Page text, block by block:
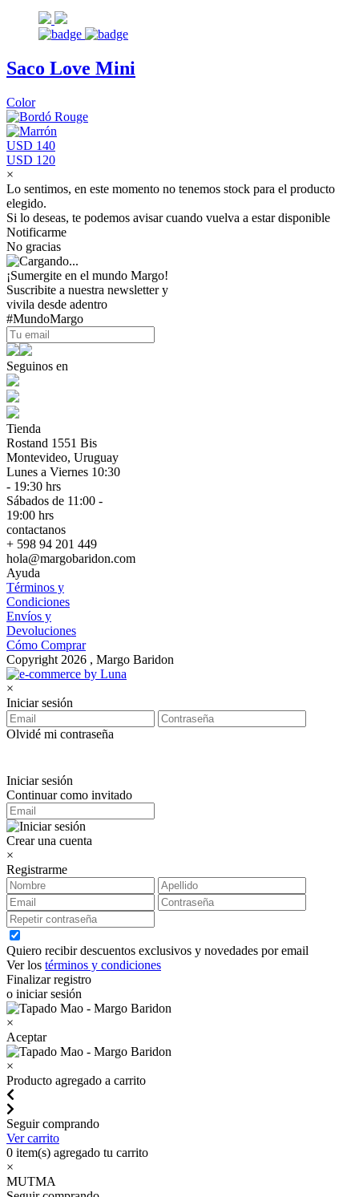
Saco Love Mini
Color
USD 140
USD 120
×
Lo sentimos, en este momento no tenemos stock para el producto
elegido.
Si lo deseas, te podemos avisar cuando vuelva a estar disponible
Notificarme
No gracias
¡Sumergite en el mundo Margo!
Suscribite a nuestra newsletter y
vivila desde adentro
#MundoMargo
Seguinos en
Tienda
Rostand 1551 Bis
Montevideo, Uruguay
Lunes a Viernes 10:30
- 19:30 hrs
Sábados de 11:00 -
19:00 hrs
contactanos
+ 598 94 201 449
hola@margobaridon.com
Ayuda
Términos y
Condiciones
Envíos y
Devoluciones
Cómo Comprar
Copyright 2026 , Margo Baridon
×
Iniciar sesión
Olvidé mi contraseña
Iniciar sesión
Continuar como invitado
Crear una cuenta
×
Registrarme
Quiero recibir descuentos exclusivos y novedades por email
Ver los términos y condiciones
Finalizar registro
o iniciar sesión
×
Aceptar
×
Producto agregado a carrito
Seguir comprando
Ver carrito
0 item(s) agregado tu carrito
×
MUTMA